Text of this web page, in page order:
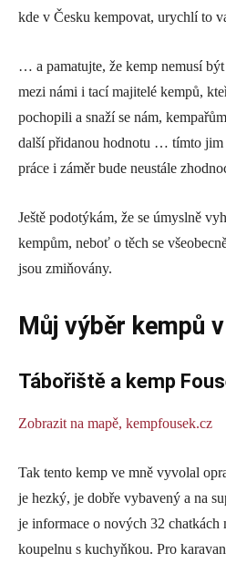
kde v Česku kempovat, urychlí to
… a pamatujte, že kemp nemusí
mezi námi i tací majitelé kempů,
pochopili a snaží se nám,
další přidanou hodnotu … tímto jim
práce i záměr bude neustále
Ještě podotýkám, že se úmyslně
kempům, neboť o těch se
jsou zmiňovány.
Můj výběr kempů
Tábořiště a kemp
Zobrazit na mapě, kempfousek.cz
Tak tento kemp ve mně vyvolal
je hezký, je dobře vybavený a na
je informace o nových 32 chatkách
koupelnu s kuchyňkou. Pro